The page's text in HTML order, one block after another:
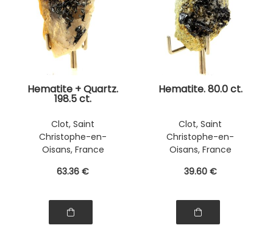
Hematite + Quartz.
198.5 ct.
Clot, Saint
Christophe-en-
Oisans, France
63.36 €
Hematite. 80.0 ct.
Clot, Saint
Christophe-en-
Oisans, France
39.60 €